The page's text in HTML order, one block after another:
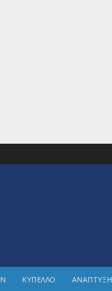
ΚΥΠΕΛΛΟ ΑΝΑΠΤΥΞΗ